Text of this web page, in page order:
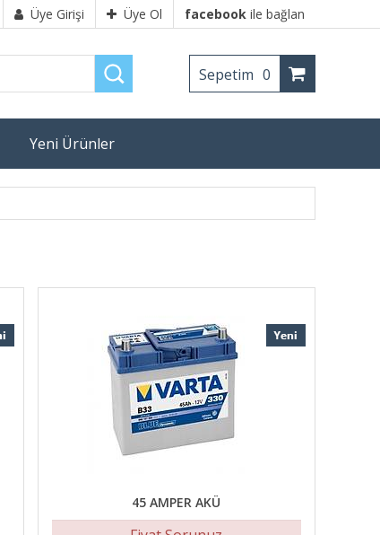
Üye Girişi Üye Ol facebook ile bağlan
Sepetim 0
Yeni Ürünler
45 AMPER AKÜ